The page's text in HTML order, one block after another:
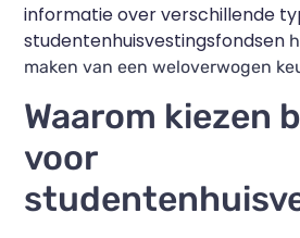
informatie over verschillende
studentenhuisvestingsfondsen
maken van een weloverwogen
Waarom kiezen
voor